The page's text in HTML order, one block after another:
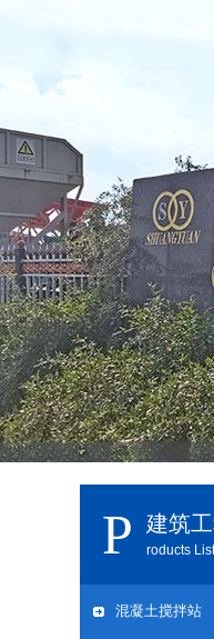
建筑
roducts List
混凝土搅拌站